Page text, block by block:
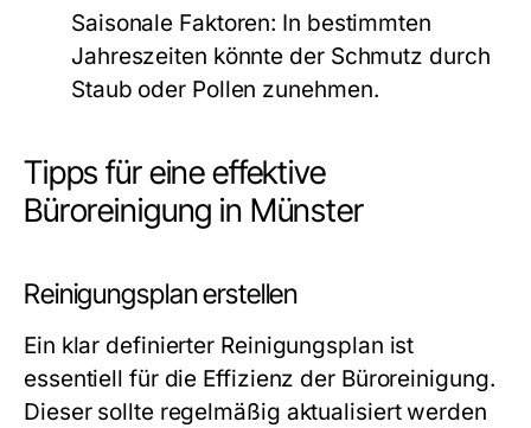
Saisonale Faktoren: In bestimmten
Jahreszeiten könnte der Schmutz durch
Staub oder Pollen zunehmen.
Tipps für eine effektive
Büroreinigung in Münster
Reinigungsplan erstellen
Ein klar definierter Reinigungsplan ist
essentiell für die Effizienz der Büroreinigung.
Dieser sollte regelmäßig aktualisiert werden